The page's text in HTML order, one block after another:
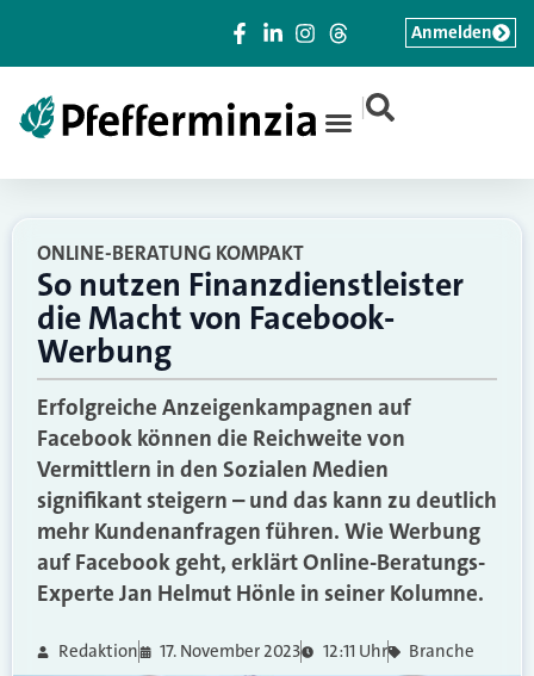
|
Anmelden
ONLINE-BERATUNG KOMPAKT
So nutzen Finanzdienstleister
die Macht von Facebook-
Werbung
Erfolgreiche Anzeigenkampagnen auf
Facebook können die Reichweite von
Vermittlern in den Sozialen Medien
signifikant steigern – und das kann zu deutlich
mehr Kundenanfragen führen. Wie Werbung
auf Facebook geht, erklärt Online-Beratungs-
Experte Jan Helmut Hönle in seiner Kolumne.
Redaktion 17. November 2023 12:11 Uhr Branche